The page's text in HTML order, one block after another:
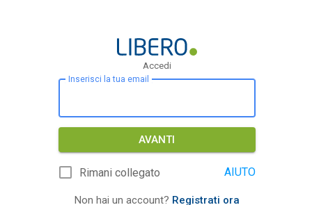
Accedi
Inserisci la tua email
AVANTI
Rimani collegato AIUTO
Non hai un account? Registrati ora